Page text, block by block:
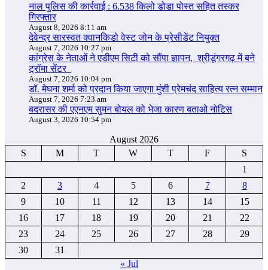
नाल पुलिस की कार्रवाई : 6.538 किलो डोडा पोस्त सहित तस्कर
गिरफ्तार
August 8, 2026 8:11 am
देवेन्द्र सारस्वत क्वानकिडो वेस्ट जोन के प्रेसीडेंट नियुक्त
August 7, 2026 10:27 pm
कांग्रेस के नेताओं ने एडीएम सिटी को सौंपा ज्ञापन, श्रीडूंगरगढ़ में बने
ट्रॉमा सेंटर
August 7, 2026 10:04 pm
डॉ. मेघना शर्मा को प्रदान किया जाएगा मुंशी प्रेमचंद साहित्य रत्न सम्‍मान
August 7, 2026 7:23 am
बदरासर की एएनएम सुमन बोयल को भेजा कारण बताओ नोटिस
August 3, 2026 10:54 pm
August 2026
S
M T W T F
S
1
2
3 4 5 6 7
8
9
10 11 12 13 14
15
16
17 18 19 20 21
22
23
24 25 26 27 28
29
30
31
« Jul